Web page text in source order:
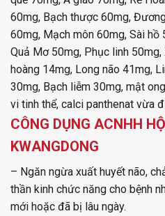
60mg, Bạch thược 60mg,
60mg, Mạch môn 60mg, Sài hồ
Quả Mơ 50mg, Phục linh
hoàng 14mg, Long não 41mg,
30mg, Bạch liễm 30mg, mật
vi tinh thể, calci panthenat vừa
CÔNG DỤNG ACNHH
KWANGDONG
– Ngăn ngừa xuất huyết não,
thần kinh chức năng cho bệnh
mới hoặc đã bị lâu ngày.